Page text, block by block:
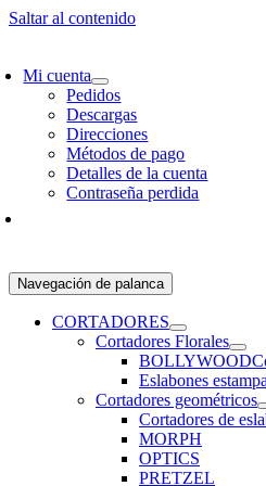
Saltar al contenido
Mi cuenta
Pedidos
Descargas
Direcciones
Métodos de pago
Detalles de la cuenta
Contraseña perdida
Navegación de palanca
CORTADORES
Cortadores Florales
BOLLYWOOD
Eslabones
Cortadores geométricos
Cortadores de
MORPH
OPTICS
PRETZEL